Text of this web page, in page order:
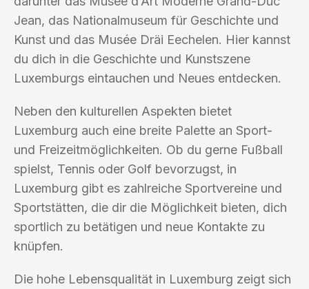
Jean, das Nationalmuseum für Geschichte und
Kunst und das Musée Dräi Eechelen. Hier kannst
du dich in die Geschichte und Kunstszene
Luxemburgs eintauchen und Neues entdecken.
Neben den kulturellen Aspekten bietet
Luxemburg auch eine breite Palette an Sport-
und Freizeitmöglichkeiten. Ob du gerne Fußball
spielst, Tennis oder Golf bevorzugst, in
Luxemburg gibt es zahlreiche Sportvereine und
Sportstätten, die dir die Möglichkeit bieten, dich
sportlich zu betätigen und neue Kontakte zu
knüpfen.
Die hohe Lebensqualität in Luxemburg zeigt sich